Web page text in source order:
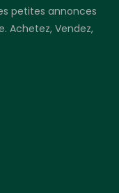
petites annonces
Achetez, Vendez,